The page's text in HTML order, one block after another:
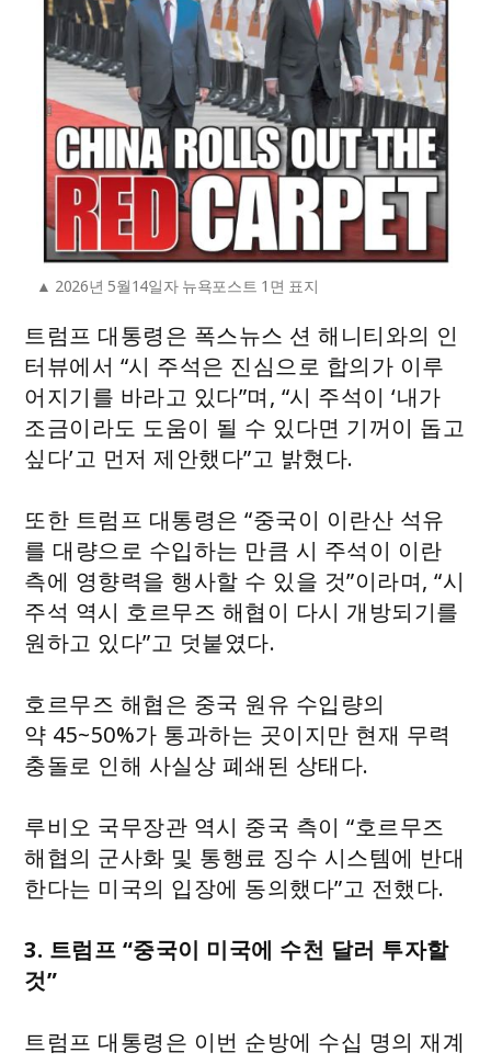
2026년 5월14일자 뉴욕포스트 1면 표지
트럼프 대통령은 폭스뉴스 션 해니티와의 인
터뷰에서 “시 주석은 진심으로 합의가 이루
어지기를 바라고 있다”며, “시 주석이 ‘내가
조금이라도 도움이 될 수 있다면 기꺼이 돕고
싶다’고 먼저 제안했다”고 밝혔다.
또한 트럼프 대통령은 “중국이 이란산 석유
를 대량으로 수입하는 만큼 시 주석이 이란
측에 영향력을 행사할 수 있을 것”이라며, “시
주석 역시 호르무즈 해협이 다시 개방되기를
원하고 있다”고 덧붙였다.
호르무즈 해협은 중국 원유 수입량의
약 45~50%가 통과하는 곳이지만 현재 무력
충돌로 인해 사실상 폐쇄된 상태다.
루비오 국무장관 역시 중국 측이 “호르무즈
해협의 군사화 및 통행료 징수 시스템에 반대
한다는 미국의 입장에 동의했다”고 전했다.
3. 트럼프 “중국이 미국에 수천 달러 투자할
것”
트럼프 대통령은 이번 순방에 수십 명의 재계